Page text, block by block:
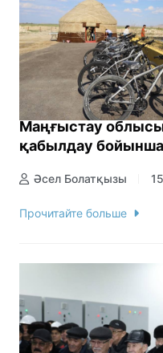
Маңғыстау облысы
қабылдау бойынша
Әсел Болатқызы
Прочитайте больше